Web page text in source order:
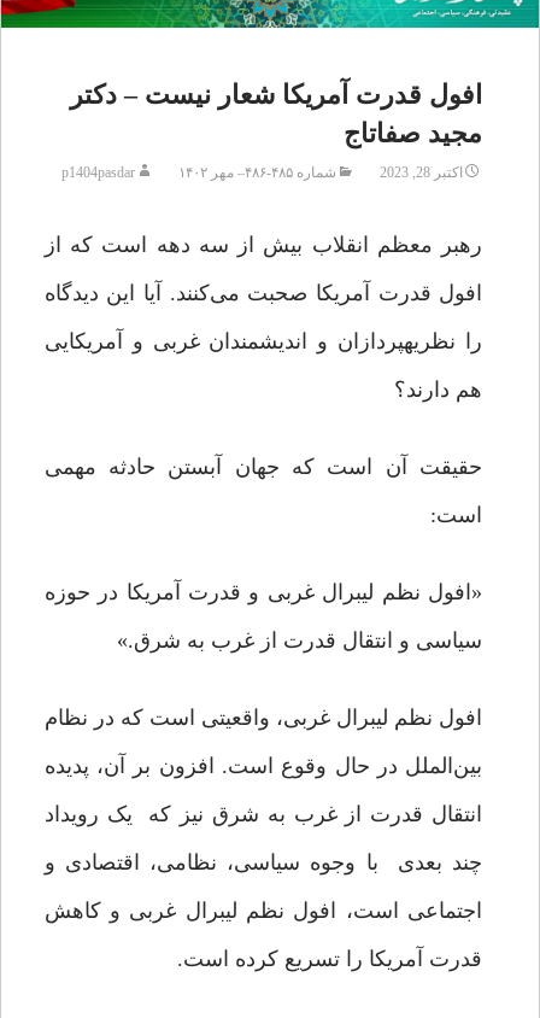
افول قدرت آمریکا شعار نیست – دکتر
مجید صفاتاج
اکتبر 28, 2023 شماره ۴۸۵-۴۸۶– مهر ۱۴۰۲ p1404pasdar
رهبر معظم انقلاب بیش از سه دهه است که از
افول قدرت آمریکا صحبت می‌کنند. آیا این دیدگاه
را نظریه‏پردازان و اندیشمندان غربی و آمریکایی
هم دارند؟
حقیقت آن است که جهان آبستن حادثه‌ مهمی
است:
«افول نظم لیبرال غربی و قدرت آمریکا در حوزه
سیاسی و انتقال قدرت از غرب به شرق.»
افول نظم لیبرال غربی، واقعیتی است که در نظام
بین‌الملل در حال وقوع است. افزون بر آن، پدیده‌
انتقال قدرت از غرب به شرق نیز که یک رویداد
چند بعدی با وجوه سیاسی، نظامی، اقتصادی و
اجتماعی است، افول نظم لیبرال غربی و کاهش
قدرت آمریکا را تسریع کرده است.